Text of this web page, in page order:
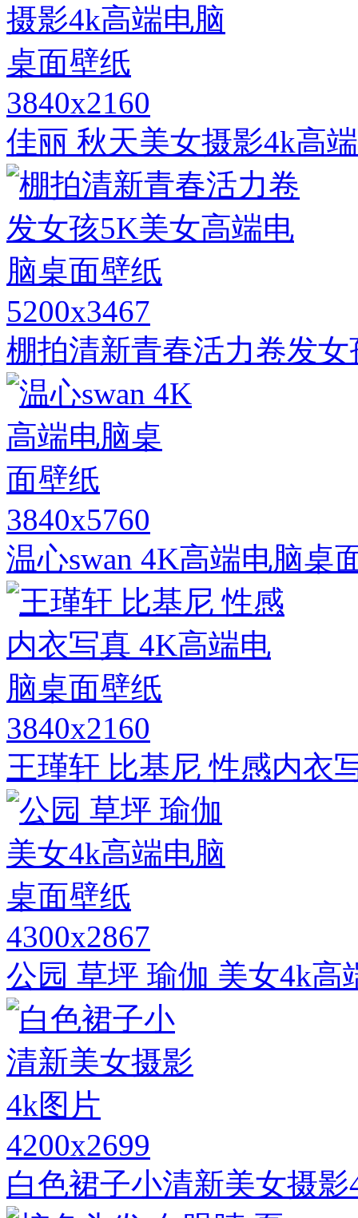
3840x2160
佳丽 秋天美女摄影4k高
5200x3467
棚拍清新青春活力卷发
3840x5760
温心swan 4K高端电脑桌
3840x2160
王瑾轩 比基尼 性感内衣
4300x2867
公园 草坪 瑜伽 美女4k高
4200x2699
白色裙子小清新美女摄影